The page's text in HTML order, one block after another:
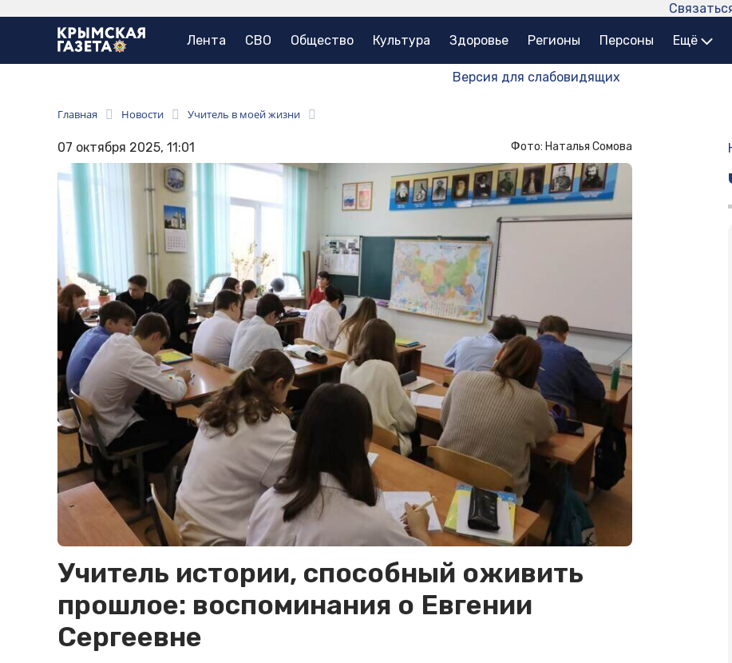
Лента СВО Общество Культура Здоровье Регионы Персоны Ещё
Версия для слабовидящих
Главная Новости Учитель в моей жизни
07 октября 2025, 11:01 Фото: Наталья Сомова
Учитель истории, способный оживить
прошлое: воспоминания о Евгении
Сергеевне